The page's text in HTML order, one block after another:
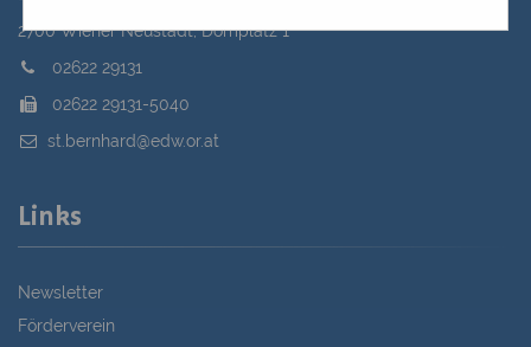
2700 Wiener Neustadt, Domplatz 1
02622 29131
02622 29131-5040
st.bernhard@edw.or.at
Links
Newsletter
Förderverein